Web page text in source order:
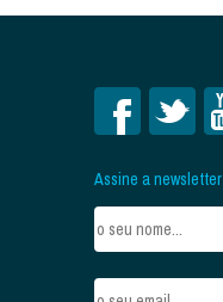
Assine a newsletter